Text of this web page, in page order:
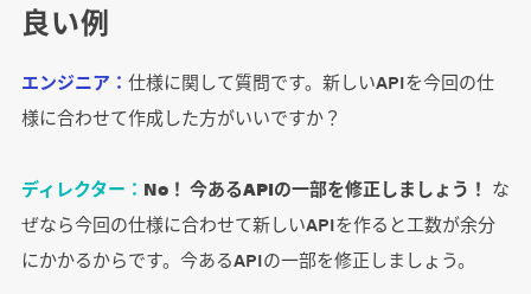
良い例
エンジニア： 仕様に関して質問です。新しいAPIを今回の仕
様に合わせて作成した方がいいですか？
ディレクター： No！ 今あるAPIの一部を修正しましょう！ な
ぜなら今回の仕様に合わせて新しいAPIを作ると工数が余分
にかかるからです。今あるAPIの一部を修正しましょう。